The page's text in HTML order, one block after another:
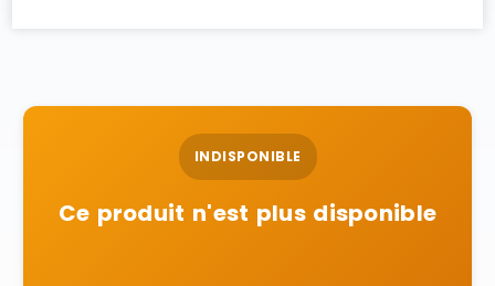
INDISPONIBLE
Ce produit n'est plus disponible